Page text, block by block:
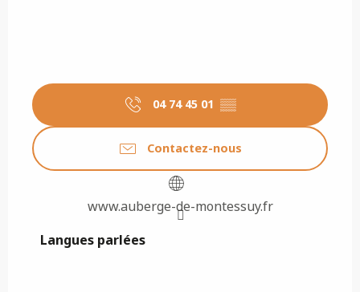
04 74 45 01 ▒▒
Contactez-nous
www.auberge-de-montessuy.fr
Langues parlées
Langues parlées